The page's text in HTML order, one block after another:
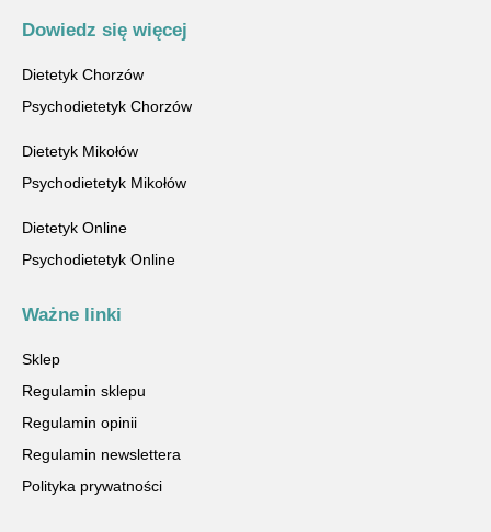
Dowiedz się więcej
Dietetyk Chorzów
Psychodietetyk Chorzów
Dietetyk Mikołów
Psychodietetyk Mikołów
Dietetyk Online
Psychodietetyk Online
Ważne linki
Sklep
Regulamin sklepu
Regulamin opinii
Regulamin newslettera
Polityka prywatności